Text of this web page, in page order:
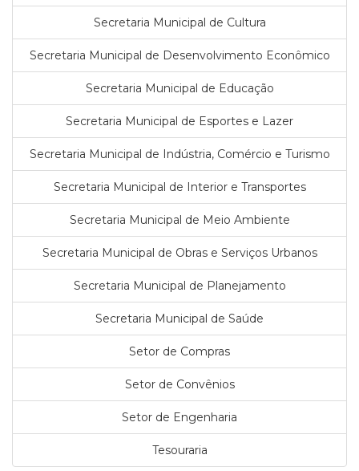
Secretaria Municipal de Cultura
Secretaria Municipal de Desenvolvimento Econômico
Secretaria Municipal de Educação
Secretaria Municipal de Esportes e Lazer
Secretaria Municipal de Indústria, Comércio e Turismo
Secretaria Municipal de Interior e Transportes
Secretaria Municipal de Meio Ambiente
Secretaria Municipal de Obras e Serviços Urbanos
Secretaria Municipal de Planejamento
Secretaria Municipal de Saúde
Setor de Compras
Setor de Convênios
Setor de Engenharia
Tesouraria